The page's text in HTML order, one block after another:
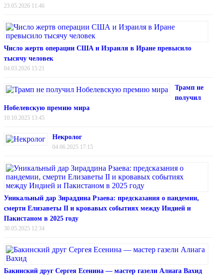
23.05.2026 11:46
Число жертв операции США и Израиля в Иране превысило
тысячу человек
04.03.2026 15:21
Трамп не
получил
Нобелевскую премию мира
10.10.2025 13:45
Некролог
04.06.2025 17:15
Уникальный дар Зираддина Рзаева: предсказания о пандемии,
смерти Елизаветы II и кровавых событиях между Индией и
Пакистаном в 2025 году
30.05.2025 12:34
Бакинский друг Сергея Есенина — мастер газели Алиага Вахид